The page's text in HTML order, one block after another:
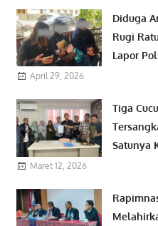
Diduga
Rugi
Lapor
April 29, 2026
Tiga
Satunya
Maret 12, 2026